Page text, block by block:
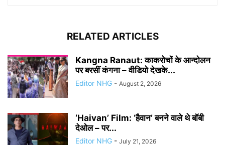
RELATED ARTICLES
Kangna Ranaut: काकरोचों के आन्दोलन
पर बरसीं कंगना – वीडियो देखके...
Editor NHG - August 2, 2026
‘Haivan’ Film: ‘हैवान’ बनने वाले थे बॉबी
देओल – पर...
Editor NHG - July 21, 2026